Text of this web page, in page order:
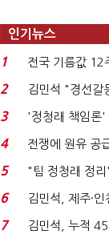
인기뉴스
1
전국 기름값 12
발윳값 1909원
2
김민석 "경선
청래 "반명 공세
3
'정청래 책임론'
는 추가투표 때
4
전쟁에 원유 공
에너지안보 핵
5
"팀 정청래 정
주 최고위원 계
6
김민석, 제주·
'1위 탈환'(종합
7 김민석, 누적